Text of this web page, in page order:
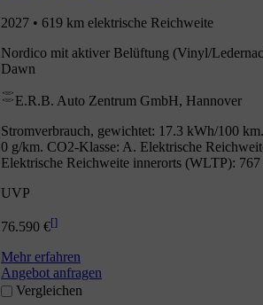
2027 • 619 km elektrische Reichweite
Nordico mit aktiver Belüftung (Vinyl/
Dawn
E.R.B. Auto Zentrum GmbH, Hannover
Stromverbrauch, gewichtet: 17.3 kWh/100
0 g/km. CO2-Klasse: A. Elektrische
Elektrische Reichweite innerorts (WLTP): 767
UVP
76.590 €[]
Mehr erfahren
Angebot anfragen
Vergleichen